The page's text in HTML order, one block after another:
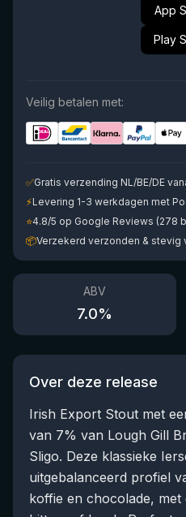
App
Play
Veilig betalen met:
✅Gratis verzending NL/BE/DE
⚡Levering 1-3 werkdagen met
⭐4.8/5 op Google Reviews (278
📦Verzekerd verzonden &
ABV
7.0%
Over deze release
Irish Export Stout met
van 7% van Lough Gill
Sligo. Deze klassieke
uitgebalanceerd profiel
koffie en chocolade,